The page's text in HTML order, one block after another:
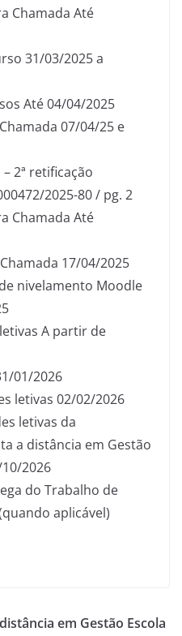
Chamada Até
31/03/2025 a
Até 04/04/2025
07/04/25 e
2ª retificação
2025-80 / pg. 2
Chamada Até
17/04/2025
nivelamento Moodle
A partir de
01/2026
letivas 02/02/2026
letivas da
a distância em Gestão
2026
do Trabalho de
aplicável)
em Gestão Escola